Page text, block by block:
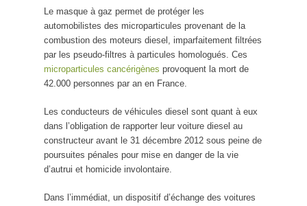
Le masque à gaz permet de protéger les
automobilistes des microparticules provenant de la
combustion des moteurs diesel, imparfaitement filtrées
par les pseudo-filtres à particules homologués. Ces
microparticules cancérigènes provoquent la mort de
42.000 personnes par an en France.
Les conducteurs de véhicules diesel sont quant à eux
dans l’obligation de rapporter leur voiture diesel au
constructeur avant le 31 décembre 2012 sous peine de
poursuites pénales pour mise en danger de la vie
d’autrui et homicide involontaire.
Dans l’immédiat, un dispositif d’échange des voitures